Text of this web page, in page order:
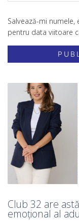
Salvează-mi
pentru data viitoare
Club 32 are
emoțional al